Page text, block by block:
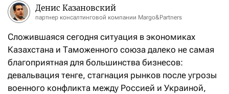
Денис Казановский
партнер консалтинговой компании Margo&Partners
Сложившаяся сегодня ситуация в экономиках
Казахстана и Таможенного союза далеко не самая
благоприятная для большинства бизнесов:
девальвация тенге, стагнация рынков после угрозы
военного конфликта между Россией и Украиной,